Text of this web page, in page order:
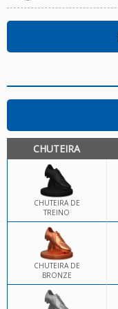
CHUTEIRA
CHUTEIRA DE
TREINO
CHUTEIRA DE
BRONZE